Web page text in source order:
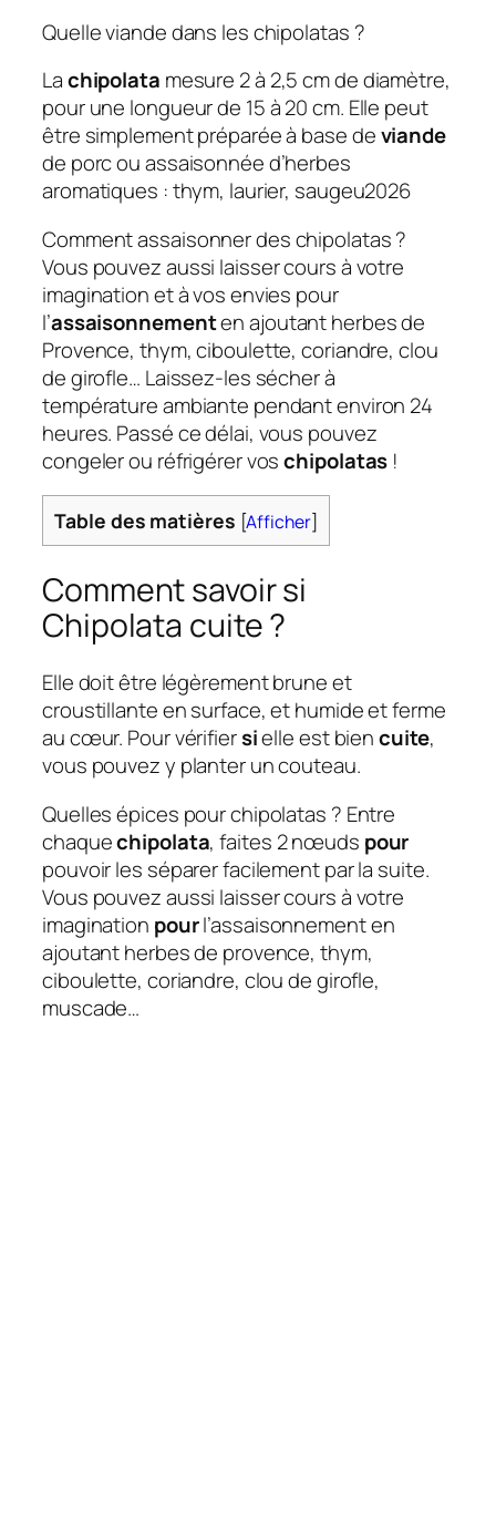
Quelle viande dans les chipolatas ?
Lachipolata mesure 2 à 2,5 cm de diamètre,
pour une longueur de 15 à 20 cm. Elle peut
être simplement préparée à base deviande
de porc ou assaisonnée d’herbes
aromatiques : thym, laurier, saugeu2026
Comment assaisonner des chipolatas ?
Vous pouvez aussi laisser cours à votre
imagination et à vos envies pour
l’assaisonnementen ajoutant herbes de
Provence, thym, ciboulette, coriandre, clou
de girofle… Laissez-les sécher à
température ambiante pendant environ 24
heures. Passé ce délai, vous pouvez
congeler ou réfrigérer voschipolatas !
Table des matières [Afficher]
Comment savoir si
Chipolata cuite ?
Elle doit être légèrement brune et
croustillante en surface, et humide et ferme
au cœur. Pour vérifiersielle est biencuite,
vous pouvez y planter un couteau.
Quelles épices pour chipolatas ? Entre
chaquechipolata, faites 2 nœuds pour
pouvoir les séparer facilement par la suite.
Vous pouvez aussi laisser cours à votre
imagination pourl’assaisonnement en
ajoutant herbes de provence, thym,
ciboulette, coriandre, clou de girofle,
muscade…